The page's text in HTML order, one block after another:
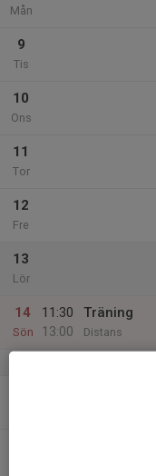
Mån
9
Tis
10
Ons
11
Tor
12
Fre
13
Lör
14
Sön
11:30
13:00
Träning
Distans